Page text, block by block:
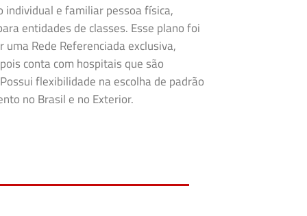
individual e familiar pessoa física,
entidades de classes. Esse plano foi
Rede Referenciada exclusiva,
conta com hospitais que são
flexibilidade na escolha de padrão
no Brasil e no Exterior.